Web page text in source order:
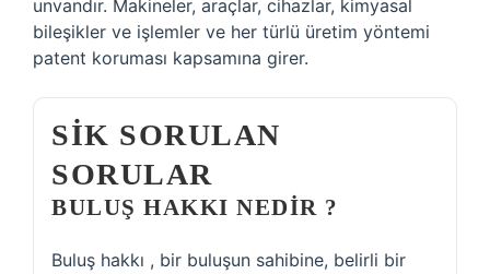
unvandır. Makineler, araçlar, cihazlar, kimyasal
bileşikler ve işlemler ve her türlü üretim yöntemi
patent koruması kapsamına girer.
SIK SORULAN
SORULAR
BULUŞ HAKKI NEDIR ?
Buluş hakkı , bir buluşun sahibine, belirli bir